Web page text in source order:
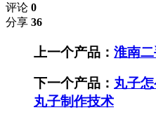
评论 0
分享 36
上一个产品： 淮南
下一个产品： 丸子
丸子制作技术